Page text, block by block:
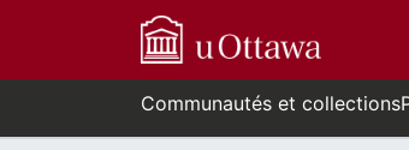
Communautés et collections